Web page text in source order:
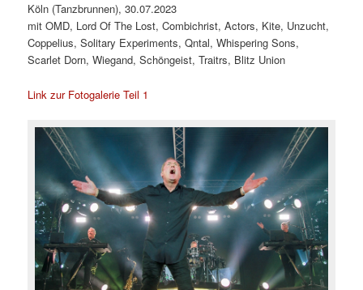
Köln (Tanzbrunnen), 30.07.2023
mit OMD, Lord Of The Lost, Combichrist, Actors, Kite, Unzucht,
Coppelius, Solitary Experiments, Qntal, Whispering Sons,
Scarlet Dorn, Wiegand, Schöngeist, Traitrs, Blitz Union
Link zur Fotogalerie Teil 1